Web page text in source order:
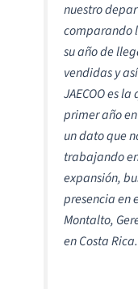
nuestro
comparando
su año de
vendidas y
JAECOO es
primer año
un dato que
trabajando
expansión,
presencia en
Montalto,
en Costa Rica.